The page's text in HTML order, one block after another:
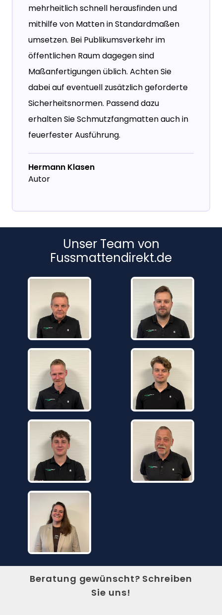
mehrheitlich schnell herausfinden und
mithilfe von Matten in Standardmaßen
umsetzen. Bei Publikumsverkehr im
öffentlichen Raum dagegen sind
Maßanfertigungen üblich. Achten Sie
dabei auf eventuell zusätzlich geforderte
Sicherheitsnormen. Passend dazu
erhalten Sie Schmutzfangmatten auch in
feuerfester Ausführung.
Hermann Klasen
Autor
Unser Team von
Fussmattendirekt.de
Beratung gewünscht? Schreiben
Sie uns!